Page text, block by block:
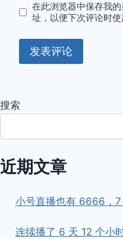
在此浏览器中保存我
址，以便下次评论时使
搜索
近期文章
小号直播也有 6666，7
连续播了 6 天 12 个小